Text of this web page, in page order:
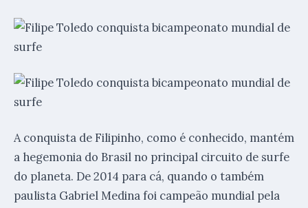
A conquista de Filipinho, como é conhecido, mantém
a hegemonia do Brasil no principal circuito de surfe
do planeta. De 2014 para cá, quando o também
paulista Gabriel Medina foi campeão mundial pela